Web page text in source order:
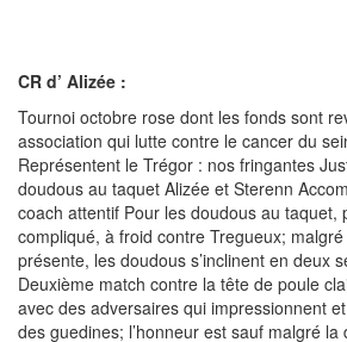
CR d’ Alizée :
Tournoi octobre rose dont les fonds sont
association qui lutte contre le cancer du
Représentent le Trégor : nos fringantes
doudous au taquet Alizée et Sterenn
coach attentif Pour les doudous au taquet,
compliqué, à froid contre Tregueux;
présente, les doudous s’inclinent en deux
Deuxième match contre la tête de poule
avec des adversaires qui impressionnent
des guedines; l’honneur est sauf malgré la